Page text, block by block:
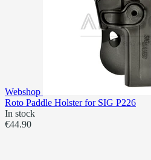
Webshop
Roto Paddle Holster for SIG P226
In stock
€44.90